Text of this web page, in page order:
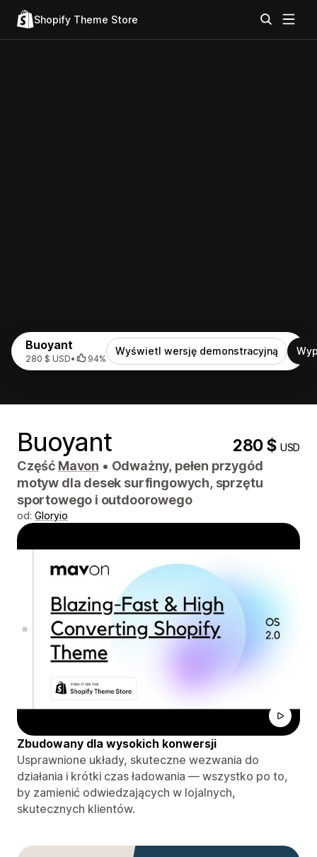
Shopify Theme Store
Buoyant
280 $ USD• 94%
Wyświetl wersję demonstracyjną
Buoyant 280 $USD
Część Mavon • Odważny, pełen przygód
motyw dla desek surfingowych, sprzętu
sportowego i outdoorowego
od: Gloryio
Zbudowany dla wysokich konwersji
Usprawnione układy, skuteczne wezwania do
działania i krótki czas ładowania — wszystko po to,
by zamienić odwiedzających w lojalnych,
skutecznych klientów.